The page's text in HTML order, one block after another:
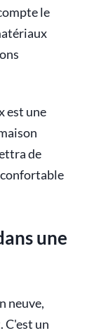
le
est une
de
une
neuve,
C'est un